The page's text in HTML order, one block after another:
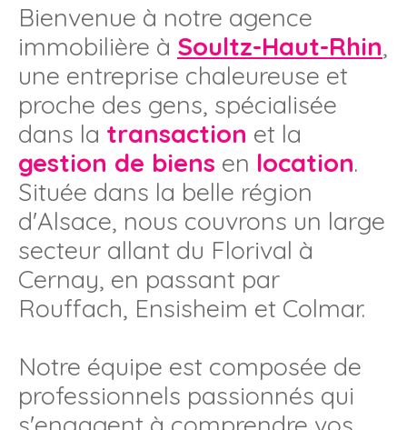
Bienvenue à notre agence
immobilière à Soultz-Haut-Rhin,
une entreprise chaleureuse et
proche des gens, spécialisée
dans la transaction et la
gestion de biens en location.
Située dans la belle région
d'Alsace, nous couvrons un large
secteur allant du Florival à
Cernay, en passant par
Rouffach, Ensisheim et Colmar.
Notre équipe est composée de
professionnels passionnés qui